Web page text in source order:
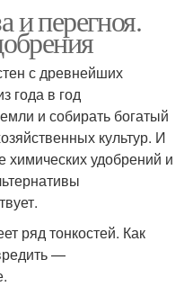
и перегноя.
с древнейших
года в год
и собирать богатый
культур. И
химических удобрений и
ряд тонкостей. Как
—